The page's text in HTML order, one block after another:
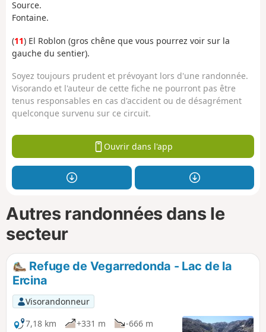
Source.
Fontaine.
(11) El Roblon (gros chêne que vous pourrez voir sur la
gauche du sentier).
Soyez toujours prudent et prévoyant lors d'une randonnée.
Visorando et l'auteur de cette fiche ne pourront pas être
tenus responsables en cas d'accident ou de désagrément
quelconque survenu sur ce circuit.
Ouvrir dans l'app
Autres randonnées dans le
secteur
Refuge de Vegarredonda - Lac de la
Ercina
Visorandonneur
7,18 km
+331 m
-666 m